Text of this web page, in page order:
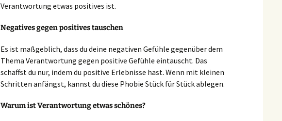
Verantwortung etwas positives ist.
Negatives gegen positives tauschen
Es ist maßgeblich, dass du deine negativen Gefühle gegenüber dem
Thema Verantwortung gegen positive Gefühle eintauscht. Das
schaffst du nur, indem du positive Erlebnisse hast. Wenn mit kleinen
Schritten anfängst, kannst du diese Phobie Stück für Stück ablegen.
Warum ist Verantwortung etwas schönes?